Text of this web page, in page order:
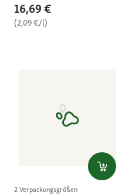
16,69 €
(2,09 €/l)
2 Verpackungsgrößen